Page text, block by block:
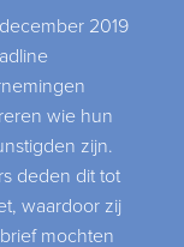
2019
wie hun
zijn.
deden dit tot
waardoor zij
mochten